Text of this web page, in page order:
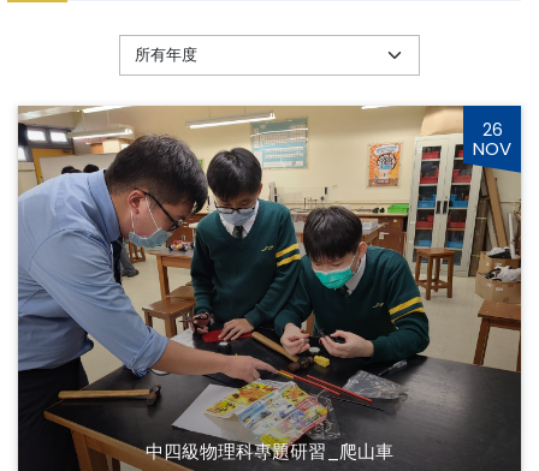
中四級物理科專題研習_爬山車
26
NOV